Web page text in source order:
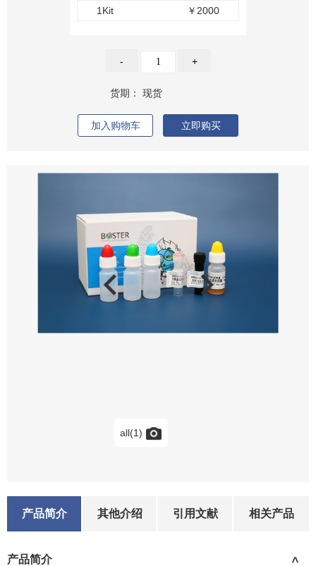
1Kit ￥2000
- +
货期： 现货
加入购物车 立即购买
all(1)
产品简介 其他介绍 引用文献 相关产品
产品简介 >